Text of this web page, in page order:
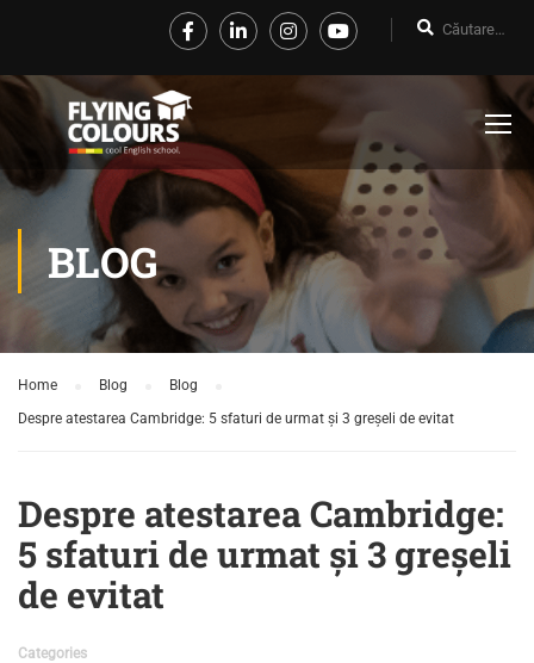
BLOG
Home Blog
Blog
Despre atestarea Cambridge: 5 sfaturi de urmat și 3 greșeli de evitat
Despre atestarea Cambridge:
5 sfaturi de urmat și 3 greșeli
de evitat
Categories